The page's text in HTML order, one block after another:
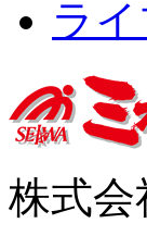
ライ
株式